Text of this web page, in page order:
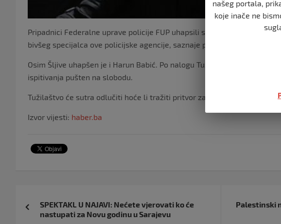
Pripadnici Federalne uprave policije FUP uhapsili su danas u Sarajevu
bivšeg specijalca ove policijske agencije, saznaje portal “
Osim Šljive uhapšen je i Harun Babić. Po nalogu Tužilaštva KS uhapšen
ispitivanja pušten na slobodu.
Tužilaštvo će sutra odlučiti hoće li tražiti pritvor za Šljivu i Babića. Oni
Izvor vijesti: haber.ba
objava
SPEKTAKL U NAJAVI: Nećete vjerovati ko će
nastupati za Novu godinu u Sarajevu
Palestinski
našeg portala,
koje inače ne